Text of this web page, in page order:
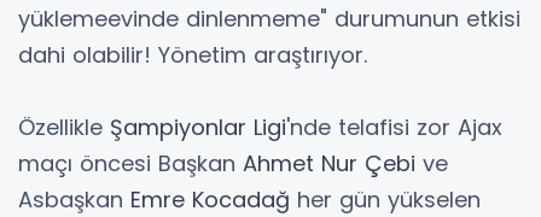
yüklemeevinde dinlenmeme" durumunun etkisi
dahi olabilir! Yönetim araştırıyor.
Özellikle Şampiyonlar Ligi'nde telafisi zor Ajax
maçı öncesi Başkan Ahmet Nur Çebi ve
Asbaşkan Emre Kocadağ her gün yükselen